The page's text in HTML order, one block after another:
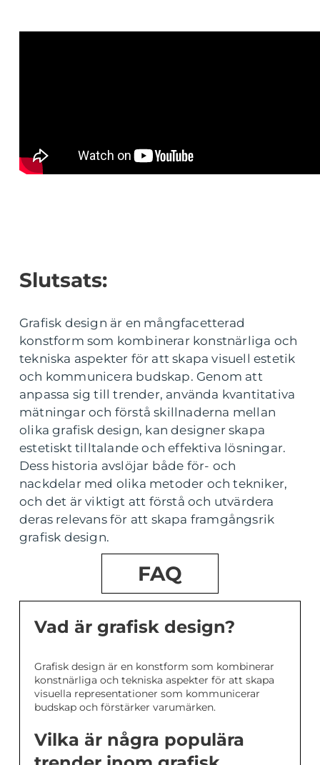
Slutsats:
Grafisk design är en mångfacetterad
konstform som kombinerar konstnärliga och
tekniska aspekter för att skapa visuell estetik
och kommunicera budskap. Genom att
anpassa sig till trender, använda kvantitativa
mätningar och förstå skillnaderna mellan
olika grafisk design, kan designer skapa
estetiskt tilltalande och effektiva lösningar.
Dess historia avslöjar både för- och
nackdelar med olika metoder och tekniker,
och det är viktigt att förstå och utvärdera
deras relevans för att skapa framgångsrik
grafisk design.
FAQ
Vad är grafisk design?
Grafisk design är en konstform som kombinerar
konstnärliga och tekniska aspekter för att skapa
visuella representationer som kommunicerar
budskap och förstärker varumärken.
Vilka är några populära